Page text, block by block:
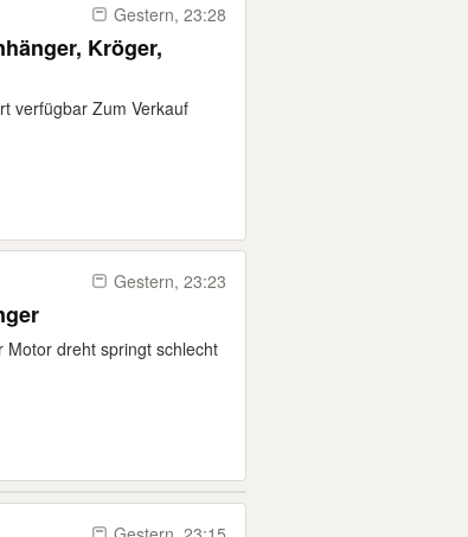
Gestern, 23:28
Kröger,
verfügbar Zum Verkauf
Gestern, 23:23
Motor dreht springt schlecht